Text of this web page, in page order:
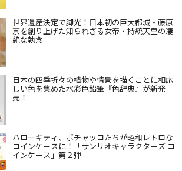
世界遺産決定で脚光！日本初の巨大都城・藤原
京を創り上げた知られざる女帝・持統天皇の凄
絶な執念
日本の四季折々の植物や情景を描くことに相応
しい色を集めた水彩色鉛筆『色辞典』が新発
売！
ハローキティ、ポチャッコたちが昭和レトロな
コインケースに！「サンリオキャラクターズ コ
インケース」第２弾